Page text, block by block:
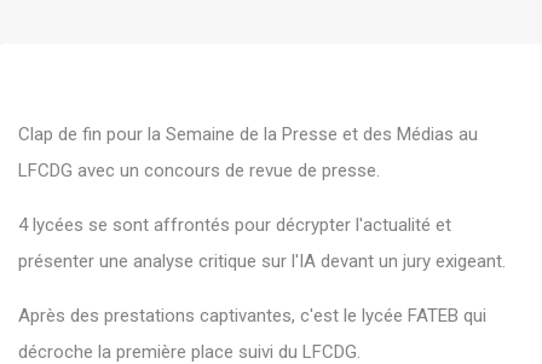
Clap de fin pour la Semaine de la Presse et des Médias au
LFCDG avec un concours de revue de presse.
4 lycées se sont affrontés pour décrypter l'actualité et
présenter une analyse critique sur l'IA devant un jury exigeant.
Après des prestations captivantes, c'est le lycée FATEB qui
décroche la première place suivi du LFCDG.